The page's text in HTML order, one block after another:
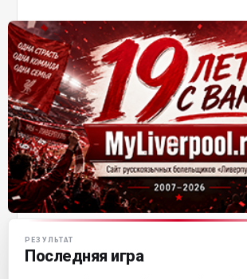
Матч-центр «Ливерпуля»
РЕЗУЛЬТАТ
Последняя игра